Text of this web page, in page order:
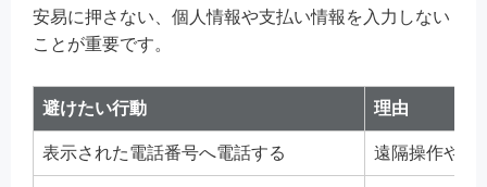
安易に押さない、個人情報や支払い情報を入力しない
ことが重要です。
避けたい行動 理由
表示された電話番号へ電話する 遠隔操作や支